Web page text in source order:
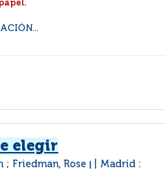
elegir
; Friedman, Rose
Madrid :